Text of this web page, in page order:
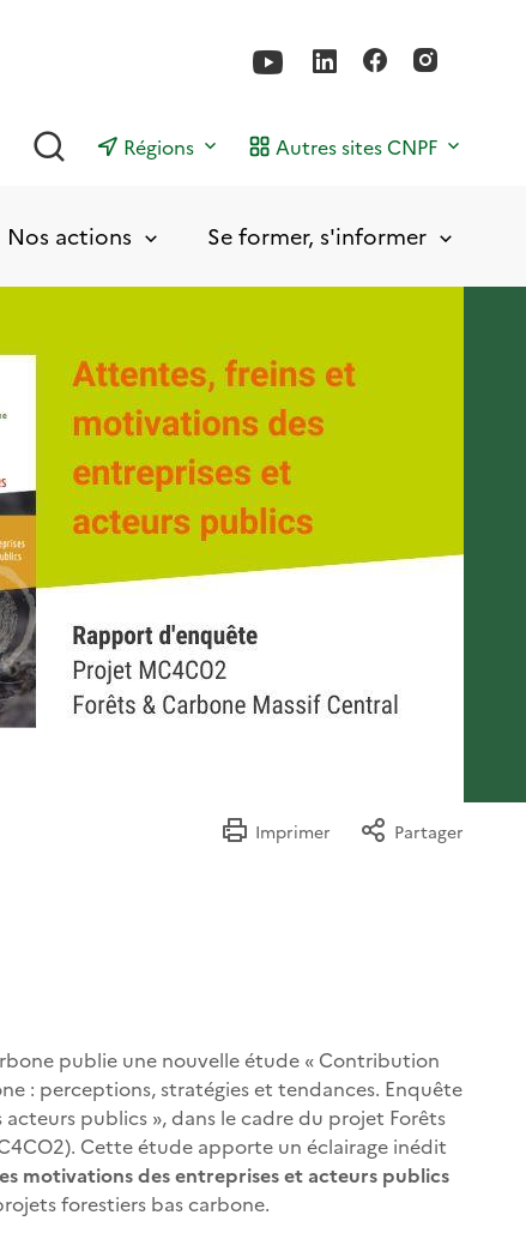
Rechercher
Régions Autres sites CNPF
Nos actions Se former, s'informer
Imprimer Partager
publie une nouvelle étude « Contribution
: perceptions, stratégies et tendances. Enquête
publics », dans le cadre du projet Forêts
Cette étude apporte un éclairage inédit
motivations des entreprises et acteurs publics
forestiers bas carbone.